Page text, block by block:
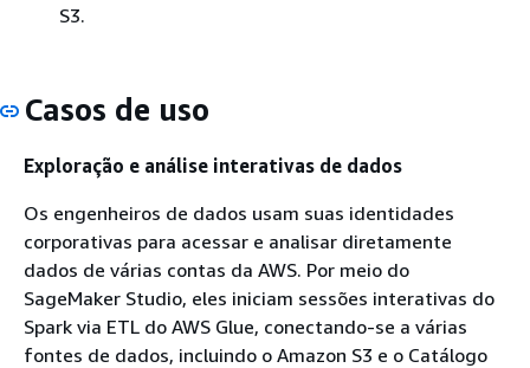
S3.
Casos de uso
Exploração e análise interativas de dados
Os engenheiros de dados usam suas identidades
corporativas para acessar e analisar diretamente
dados de várias contas da AWS. Por meio do
SageMaker Studio, eles iniciam sessões interativas do
Spark via ETL do AWS Glue, conectando-se a várias
fontes de dados, incluindo o Amazon S3 e o Catálogo